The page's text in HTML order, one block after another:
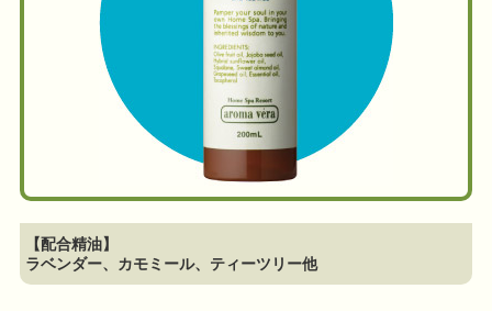
【配合精油】
ラベンダー、カモミール、ティーツリー他